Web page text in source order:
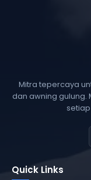
Mitra tepercaya
dan awning gulung.
Quick Links